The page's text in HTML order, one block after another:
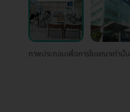
ภาพประกอบเพื่อการโฆษณาเท่านั้น